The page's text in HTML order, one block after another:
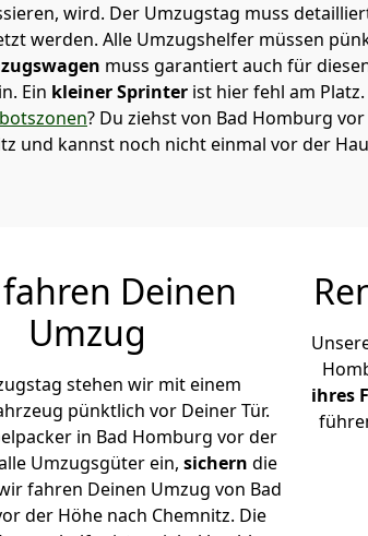
wird. Der Umzugstag muss
werden. Alle Umzugshelfer müssen
muss garantiert auch für
Ein kleiner Sprinter ist hier fehl am
? Du ziehst von Bad Homburg
und kannst noch nicht einmal vor der
Deinen
Umzug
stehen wir mit einem
pünktlich vor Deiner Tür.
in Bad Homburg vor der
Umzugsgüter ein, sichern die
fahren Deinen Umzug von Bad
der Höhe nach Chemnitz. Die
ihres